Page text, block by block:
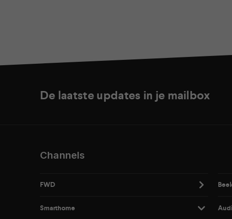
De laatste updates in je mailbox
Channels
FWD
Smarthome